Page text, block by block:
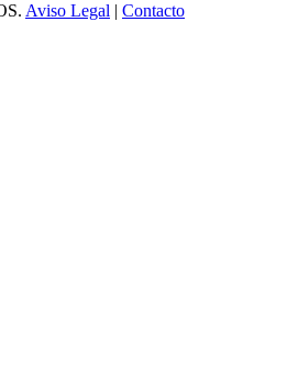
Aviso Legal | Contacto